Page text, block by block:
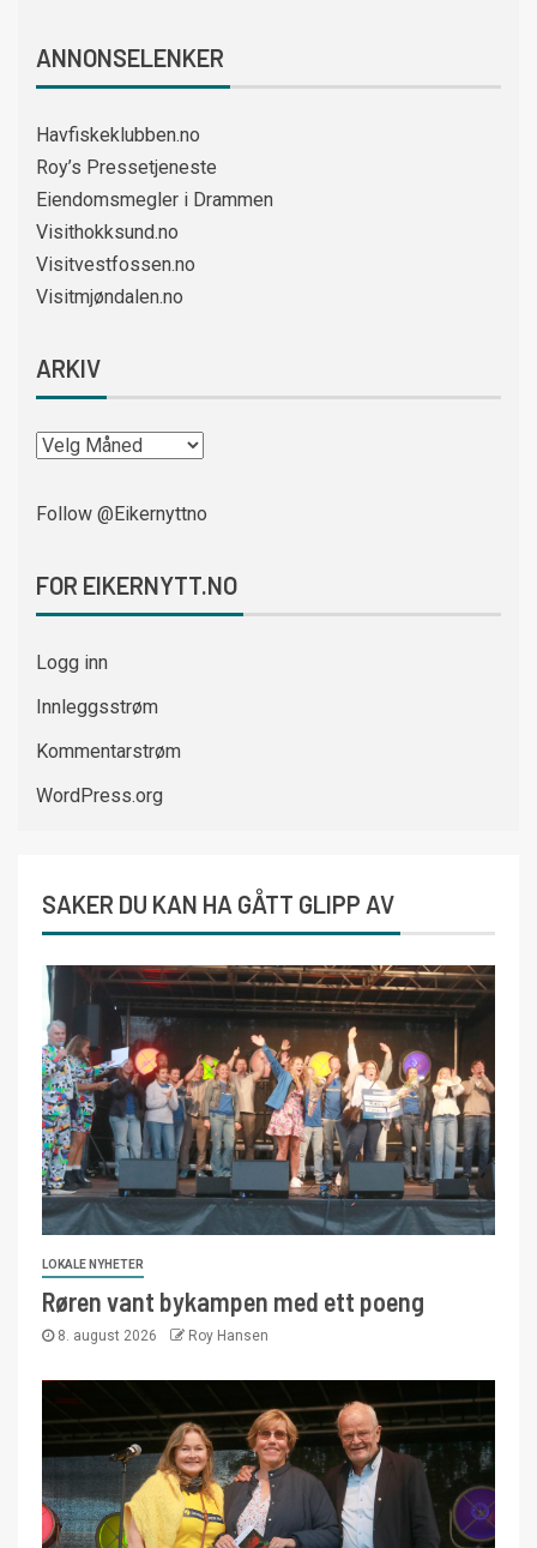
ANNONSELENKER
Havfiskeklubben.no
Roy’s Pressetjeneste
Eiendomsmegler i Drammen
Visithokksund.no
Visitvestfossen.no
Visitmjøndalen.no
ARKIV
Follow @Eikernyttno
FOR EIKERNYTT.NO
Logg inn
Innleggsstrøm
Kommentarstrøm
WordPress.org
SAKER DU KAN HA GÅTT GLIPP AV
LOKALE NYHETER
Røren vant bykampen med ett poeng
8. august 2026 Roy Hansen